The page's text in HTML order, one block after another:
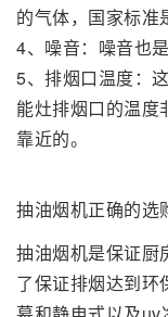
的气体，国家标准
4、噪音：噪音也
5、排烟口温度：
能灶排烟口的温度
靠近的。
抽油烟机正确的选
抽油烟机是保证厨
了保证排烟达到环